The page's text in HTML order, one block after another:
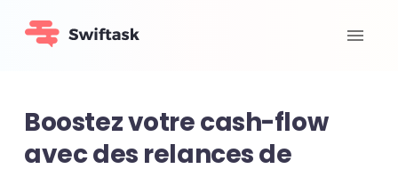
Boostez votre cash-flow
avec des relances de